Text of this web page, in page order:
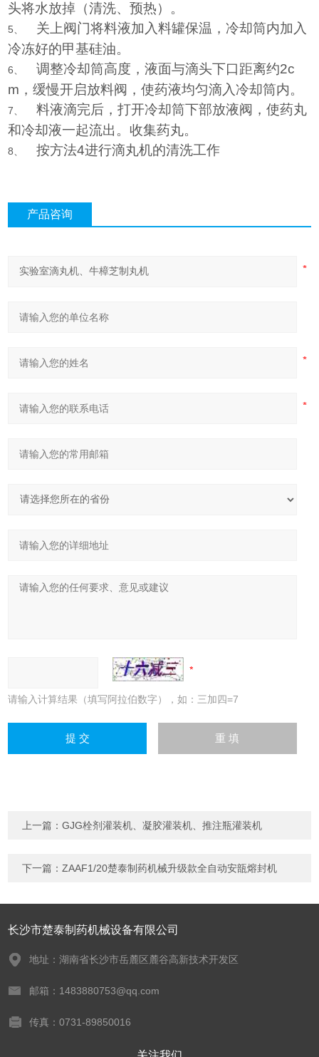
头将水放掉（清洗、预热）。
5、
关上阀门将料液加入料罐保温，冷却筒内加入
冷冻好的甲基硅油。
6、 调整冷却筒高度，液面与滴头下口距离约2c
m ，缓慢开启放料阀，使药液均匀滴入冷却筒内。
7、
料液滴完后，打开冷却筒下部放液阀，使药丸
和冷却液一起流出。收集药丸。
8、 按方法4进行滴丸机的清洗工作
产品咨询
请输入计算结果（填写阿拉伯数字），如：三加四=7
上一篇：GJG栓剂灌装机、凝胶灌装机、推注瓶灌装机
下一篇：ZAAF1/20楚泰制药机械升级款全自动安瓿熔封机
长沙市楚泰制药机械设备有限公司
地址：湖南省长沙市岳麓区麓谷高新技术开发区
邮箱：1483880753@qq.com
传真：0731-89850016